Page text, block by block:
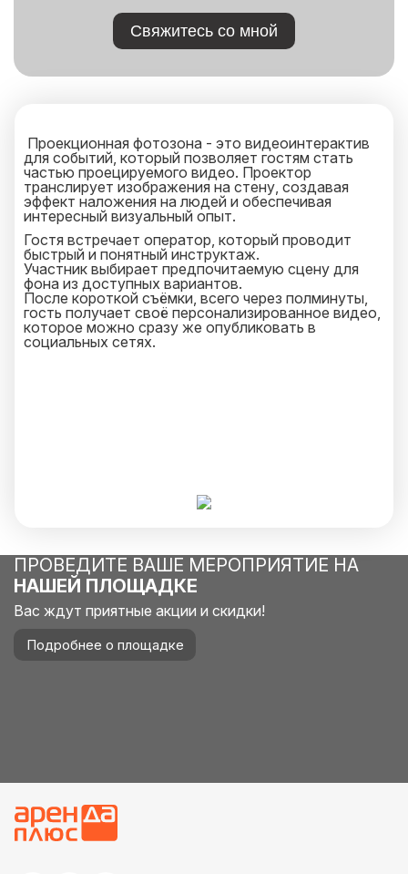
Свяжитесь со мной
Проекционная фотозона - это видеоинтерактив
для событий, который позволяет гостям стать
частью проецируемого видео. Проектор
транслирует изображения на стену, создавая
эффект наложения на людей и обеспечивая
интересный визуальный опыт.
Гостя встречает оператор, который проводит
быстрый и понятный инструктаж.
Участник выбирает предпочитаемую сцену для
фона из доступных вариантов.
После короткой съёмки, всего через полминуты,
гость получает своё персонализированное видео,
которое можно сразу же опубликовать в
социальных сетях.
ПРОВЕДИТЕ ВАШЕ МЕРОПРИЯТИЕ НА
НАШЕЙ ПЛОЩАДКЕ
Вас ждут приятные акции и скидки!
Подробнее о площадке